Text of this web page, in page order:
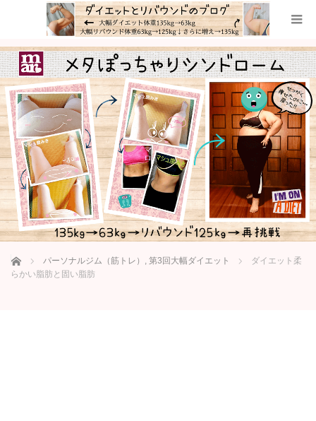
ホーム パーソナルジム（筋トレ） , 第3回大幅ダイエット
ダイエット柔
らかい脂肪と固い脂肪